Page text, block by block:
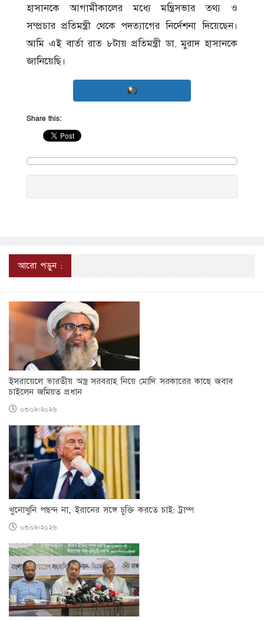
হাসানকে আগামীকালের মধ্যে মন্ত্রিসভার তথ্য ও
সম্প্রচার প্রতিমন্ত্রী থেকে পদত্যাগের নির্দেশনা দিয়েছেন।
আমি এই বার্তা রাত ৮টায় প্রতিমন্ত্রী ডা. মুরাদ হাসানকে
জানিয়েছি।
Share this:
আরো পড়ুন :
ইসরায়েলে ভারতীয় অস্ত্র সরবরাহ নিয়ে মোদি সরকারের কাছে জবাব
চাইলেন জমিয়ত প্রধান
০৩/০৮/২০২৬
খুনোখুনি পছন্দ না, ইরানের সঙ্গে চুক্তি করতে চাই: ট্রাম্প
০৩/০৮/২০২৬